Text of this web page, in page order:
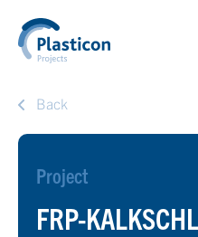
Back
Project
FRP-